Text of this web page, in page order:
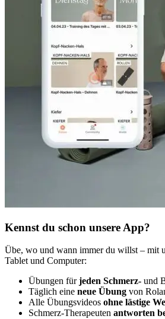
Kennst du schon unsere App?
Übe, wo und wann immer du willst – mit
Tablet und Computer:
Übungen fürjeden Schmerz- und
Täglich eine neue Übung von
Alle Übungsvideos ohne lästige
Schmerz-Therapeuten antworten